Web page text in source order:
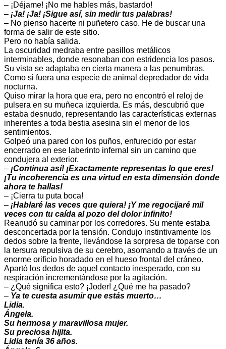
– ¡Déjame! ¡No me hables más, bastardo!
– ¡Ja! ¡Ja! ¡Sigue así, sin medir tus palabras!
– No pienso hacerte ni puñetero caso. He de buscar una
forma de salir de este sitio.
Pero no había salida.
La oscuridad medraba entre pasillos metálicos
interminables, donde resonaban con estridencia los pasos.
Su vista se adaptaba en cierta manera a las penumbras.
Como si fuera una especie de animal depredador de vida
nocturna.
Quiso mirar la hora que era, pero no encontró el reloj de
pulsera en su muñeca izquierda. Es más, descubrió que
estaba desnudo, representando las características externas
inherentes a toda bestia asesina sin el menor de los
sentimientos.
Golpeó una pared con los puños, enfurecido por estar
encerrado en ese laberinto infernal sin un camino que
condujera al exterior.
– ¡Continua así! ¡Exactamente representas lo que eres!
¡Tu incoherencia es una virtud en esta dimensión donde
ahora te hallas!
– ¡Cierra tu puta boca!
– ¡Hablaré las veces que quiera! ¡Y me regocijaré mil
veces con tu caída al pozo del dolor infinito!
Reanudó su caminar por los corredores. Su mente estaba
desconcertada por la tensión. Condujo instintivamente los
dedos sobre la frente, llevándose la sorpresa de toparse con
la tersura repulsiva de su cerebro, asomando a través de un
enorme orificio horadado en el hueso frontal del cráneo.
Apartó los dedos de aquel contacto inesperado, con su
respiración incrementándose por la agitación.
– ¿Qué significa esto? ¡Joder! ¿Qué me ha pasado?
– Ya te cuesta asumir que estás muerto…
Lidia.
Ángela.
Su hermosa y maravillosa mujer.
Su preciosa hijita.
Lidia tenía 36 años.